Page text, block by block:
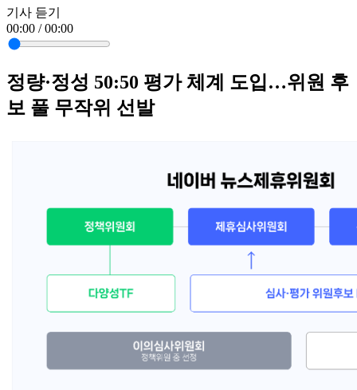
기사 듣기
00:00 / 00:00
정량·정성 50:50 평가 체계 도입…위원 후
보 풀 무작위 선발